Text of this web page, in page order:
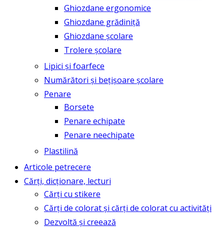
Ghiozdane ergonomice
Ghiozdane grădiniță
Ghiozdane școlare
Trolere școlare
Lipici și foarfece
Numărători și bețișoare școlare
Penare
Borsete
Penare echipate
Penare neechipate
Plastilină
Articole petrecere
Cărți, dicționare, lecturi
Cărți cu stikere
Cărți de colorat și cărți de colorat cu activități
Dezvoltă și creează